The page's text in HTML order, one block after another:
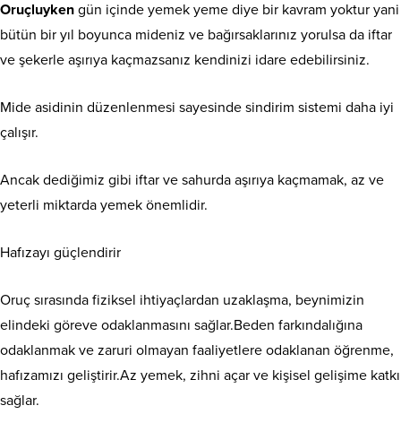
Oruçluyken gün içinde yemek yeme diye bir kavram yoktur yani
bütün bir yıl boyunca mideniz ve bağırsaklarınız yorulsa da iftar
ve şekerle aşırıya kaçmazsanız kendinizi idare edebilirsiniz.
Mide asidinin düzenlenmesi sayesinde sindirim sistemi daha iyi
çalışır.
Ancak dediğimiz gibi iftar ve sahurda aşırıya kaçmamak, az ve
yeterli miktarda yemek önemlidir.
Hafızayı güçlendirir
Oruç sırasında fiziksel ihtiyaçlardan uzaklaşma, beynimizin
elindeki göreve odaklanmasını sağlar.Beden farkındalığına
odaklanmak ve zaruri olmayan faaliyetlere odaklanan öğrenme,
hafızamızı geliştirir.Az yemek, zihni açar ve kişisel gelişime katkı
sağlar.